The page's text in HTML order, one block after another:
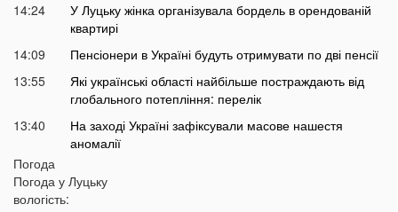
14:24
У Луцьку жінка організувала бордель в орендованій
квартирі
14:09
Пенсіонери в Україні будуть отримувати по дві пенсії
13:55
Які українські області найбільше постраждають від
глобального потепління: перелік
13:40
На заході Україні зафіксували масове нашестя
аномалії
13:25
бронювання від мобілізації
Погода
Погода у Луцьку
вологість: